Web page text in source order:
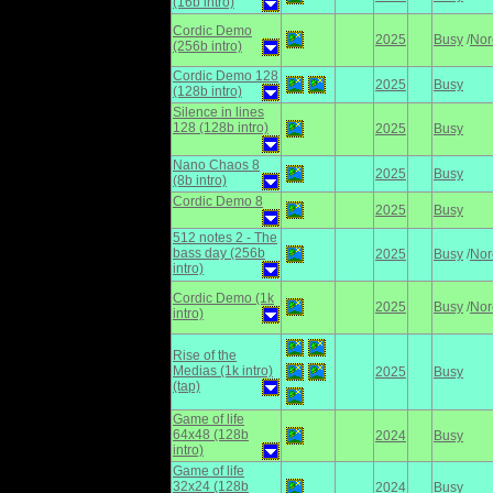
Cordic Demo
(256b intro)
2025 Busy/
Cordic Demo 128
(128b intro)
2025
Busy
Silence in lines
128 (128b intro)
2025 Busy
Nano Chaos 8
(8b intro)
2025
Busy
Cordic Demo 8
2025
Busy
512 notes 2 - The
bass day (256b
intro)
2025 Busy/
Cordic Demo (1k
intro)
2025 Busy/
Rise of the
Medias (1k intro)
(tap)
2025 Busy
Game of life
64x48 (128b
intro)
2024 Busy
Game of life
32x24 (128b
2024 Busy